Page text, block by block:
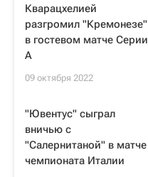
Кварацхелией
разгромил "Кремонезе"
в гостевом матче Серии
А
09 октября 2022
"Ювентус" сыграл
вничью с
"Салернитаной" в матче
чемпионата Италии